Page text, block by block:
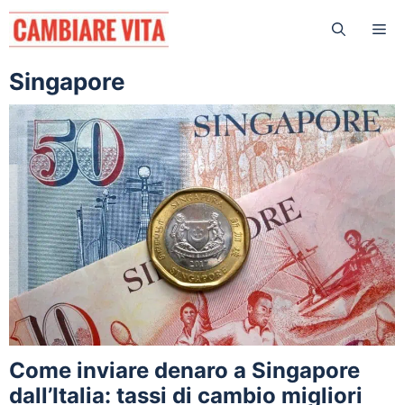
Vai
contenuto
Singapore
Come inviare denaro a Singapore
dall’Italia: tassi di cambio migliori